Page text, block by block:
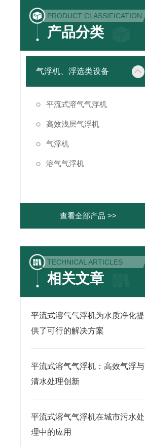
PRODUCT CLASSIFICATION
产品分类
气浮机、浮选类设备
平流式溶气气浮机
高效浅层气浮机
气浮机
溶气气浮机
查看全部产品 >>
TECHNICAL ARTICLES
相关文章
平流式溶气气浮机为水质净化提
供了可行的解决方案
平流式溶气气浮机：高效气浮与
清水处理创新
平流式溶气气浮机在城市污水处
理中的应用